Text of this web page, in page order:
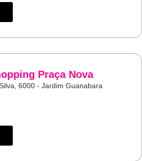
Praça Nova
6000 - Jardim Guanabara